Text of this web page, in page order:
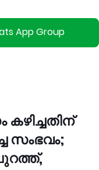
App Group
സംഭവം;
പുറത്ത്,